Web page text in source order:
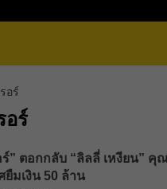
อร์
อร์
อร์” ตอกกลับ “ลิลลี่ เหงียน” คุ
ยืมเงิน 50 ล้าน